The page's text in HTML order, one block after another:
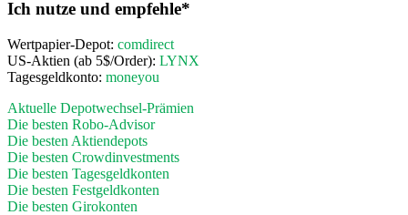
Ich nutze und empfehle*
Wertpapier-Depot: comdirect
US-Aktien (ab 5$/Order): LYNX
Tagesgeldkonto: moneyou
Aktuelle Depotwechsel-Prämien
Die besten Robo-Advisor
Die besten Aktiendepots
Die besten Crowdinvestments
Die besten Tagesgeldkonten
Die besten Festgeldkonten
Die besten Girokonten